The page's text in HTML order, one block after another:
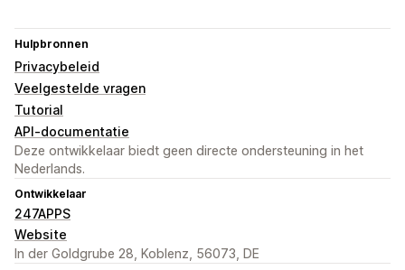
Hulpbronnen
Privacybeleid
Veelgestelde vragen
Tutorial
API-documentatie
Deze ontwikkelaar biedt geen directe ondersteuning in het
Nederlands.
Ontwikkelaar
247APPS
Website
In der Goldgrube 28, Koblenz, 56073, DE